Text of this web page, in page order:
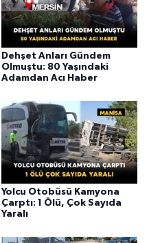
Dehşet Anları Gündem
Olmuştu: 80 Yaşındaki
Adamdan Acı Haber
Yolcu Otobüsü Kamyona
Çarptı: 1 Ölü, Çok Sayıda
Yaralı